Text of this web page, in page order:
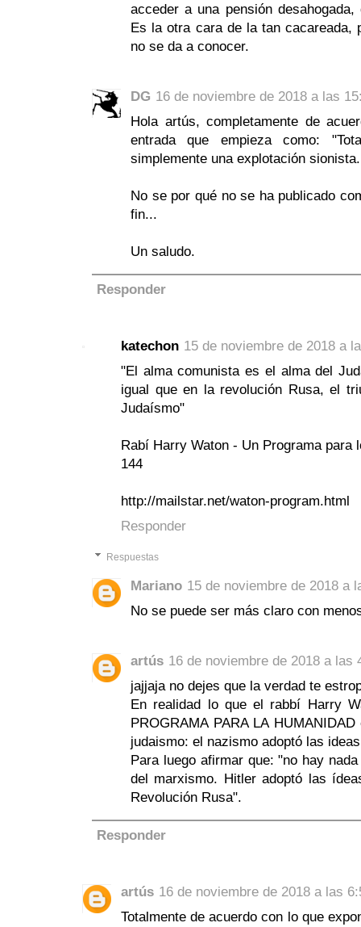
acceder a una pensión
Es la otra cara de la tan cacareada,
no se da a conocer.
DG 16 de noviembre de 2018 a las
Hola artús, completamente de
entrada que empieza como:
simplemente una explotación
No se por qué no se ha publicado
fin...
Un saludo.
Responder
katechon 15 de noviembre de 2018 a
"El alma comunista es el alma del
igual que en la revolución Rusa, el
Judaísmo"
Rabí Harry Waton - Un Programa
144
http://mailstar.net/waton-program.html
Responder
Respuestas
Mariano 15 de noviembre de 2018 a
No se puede ser más claro con
artús 16 de noviembre de 2018 a las
jajjaja no dejes que la verdad te
En realidad lo que el rabbí Harry
PROGRAMA PARA LA
judaismo: el nazismo adoptó las
Para luego afirmar que: "no hay
del marxismo. Hitler adoptó las
Revolución Rusa".
Responder
artús 16 de noviembre de 2018 a las
Totalmente de acuerdo con lo que